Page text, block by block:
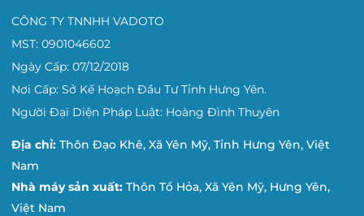
CÔNG TY TNNHH VADOTO
MST: 0901046602
Ngày Cấp: 07/12/2018
Nơi Cấp: Sở Kế Hoạch Đầu Tư Tỉnh Hưng Yên.
Người Đại Diện Pháp Luật: Hoàng Đình Thuyên
Địa chỉ: Thôn Đạo Khê, Xã Yên Mỹ, Tỉnh Hưng Yên, Việt
Nam
Nhà máy sản xuất: Thôn Tổ Hỏa, Xã Yên Mỹ, Hưng Yên,
Việt Nam